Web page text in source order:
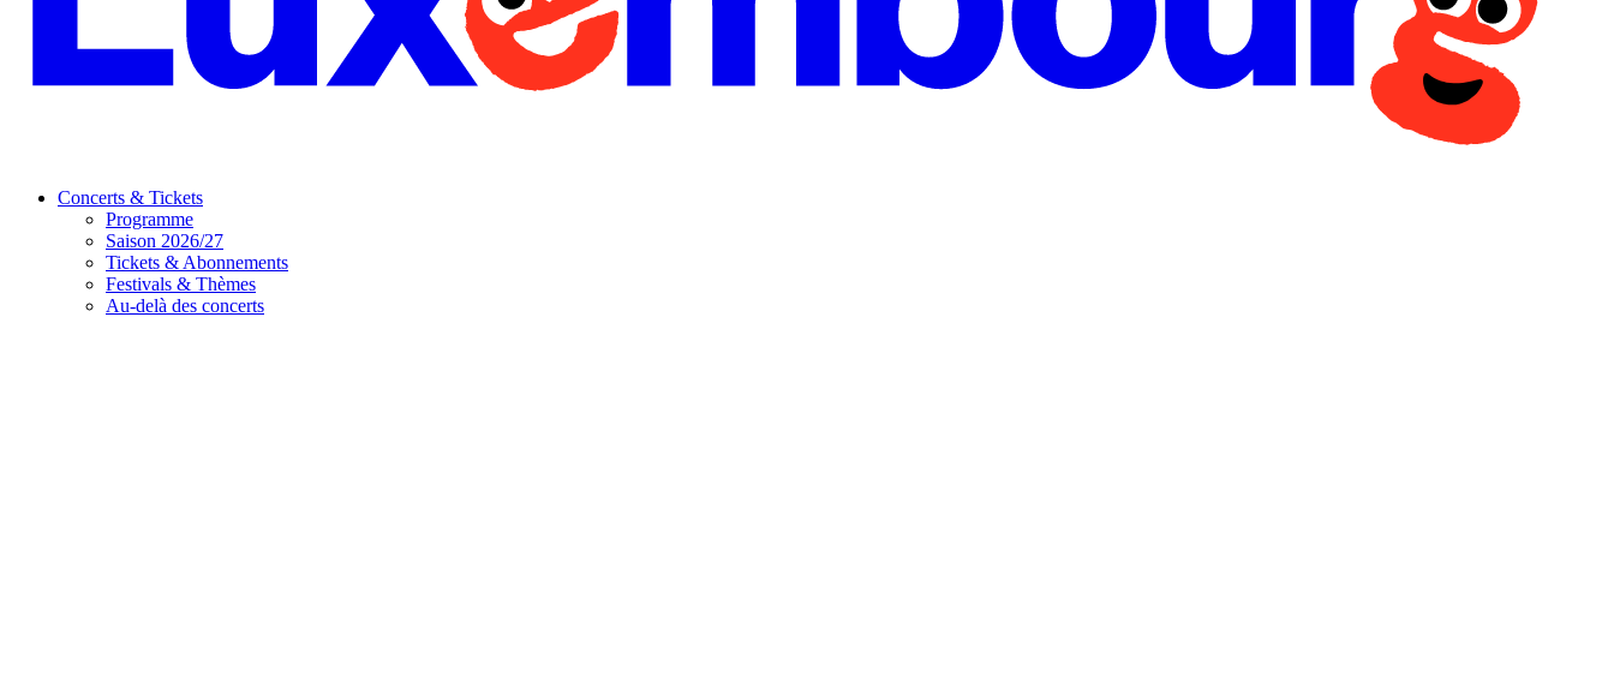
Concerts & Tickets
Programme
Saison 2026/27
Tickets & Abonnements
Festivals & Thèmes
Au-delà des concerts